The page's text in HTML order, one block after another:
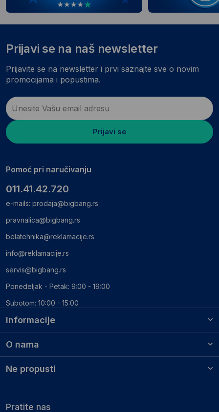
Informacije
O nama
Ne propusti
Prijavi se na naš newsletter
Prijavite se na newsletter i prvi saznajte sve o novim
promocijama i popustima.
Prijavi se
Pomoć pri naručivanju
011.41.42.720
e-mails: prodaja@bigbang.rs
pravnalica@bigbang.rs
belatehnika@reklamacije.rs
info@reklamacije.rs
servis@bigbang.rs
Ponedeljak - Petak: 9:00 - 19:00
Subotom: 10:00 - 15:00
Pratite nas